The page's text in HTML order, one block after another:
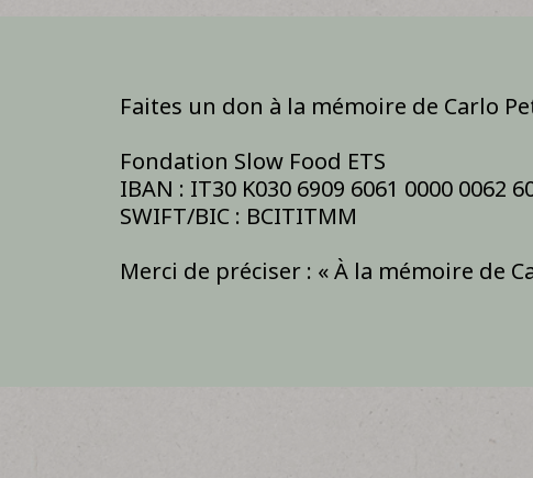
Faites un don à la mémoire de Carlo
Fondation Slow Food ETS
IBAN : IT30 K030 6909 6061 0000 0062
SWIFT/BIC : BCITITMM
Merci de préciser : « À la mémoire de